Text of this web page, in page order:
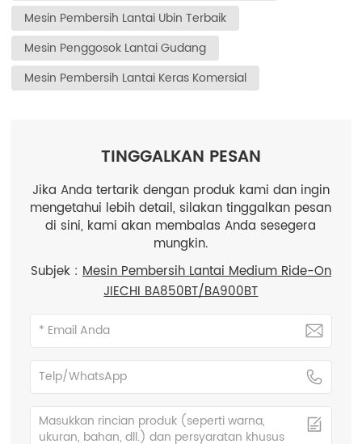
Mesin Pembersih Lantai Ubin Terbaik
Mesin Penggosok Lantai Gudang
Mesin Pembersih Lantai Keras Komersial
TINGGALKAN PESAN
Jika Anda tertarik dengan produk kami dan ingin
mengetahui lebih detail, silakan tinggalkan pesan
di sini, kami akan membalas Anda sesegera
mungkin.
Subjek : Mesin Pembersih Lantai Medium Ride-On
JIECHI BA850BT/BA900BT